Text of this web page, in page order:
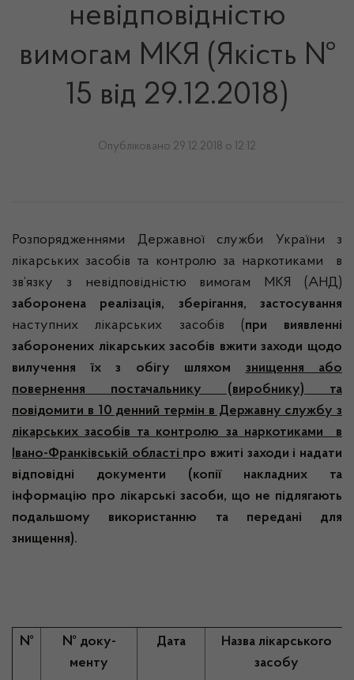
невідповідністю
вимогам МКЯ (Якість №
15 від 29.12.2018)
Опубліковано 29.12.2018 о 12:12
Розпорядженнями Державної служби України з
лікарських засобів та контролю за наркотиками в
зв’язку з невідповідністю вимогам МКЯ (АНД)
заборонена реалізація, зберігання, застосування
наступних лікарських засобів (при виявленні
заборонених лікарських засобів вжити заходи щодо
вилучення їх з обігу шляхом знищення або
повернення постачальнику (виробнику) та
повідомити в 10 денний термін в Державну службу з
лікарських засобів та контролю за наркотиками в
Івано-Франківській області про вжиті заходи і надати
відповідні документи (копії накладних та
інформацію про лікарські засоби, що не підлягають
подальшому використанню та передані для
знищення).
№
№ доку-
менту
Дата
Назва лікарського
засобу